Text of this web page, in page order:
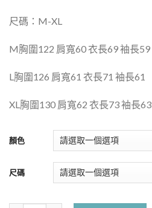
尺碼：M-XL
M胸圍122 肩寬60 衣長69 袖長59
L胸圍126 肩寬61 衣長71 袖長61
XL胸圍130 肩寬62 衣長73 袖長63
顏色
尺碼